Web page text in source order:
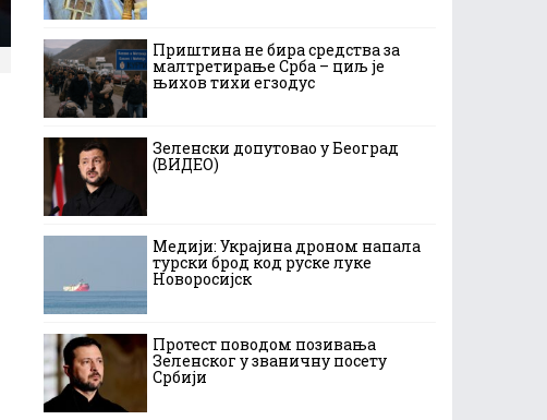
Приштина не бира средства за
малтретирање Срба – циљ је
њихов тихи егзодус
Зеленски допутовао у Београд
(ВИДЕО)
Медији: Украјина дроном напала
турски брод код руске луке
Новоросијск
Протест поводом позивања
Зеленског у званичну посету
Србији